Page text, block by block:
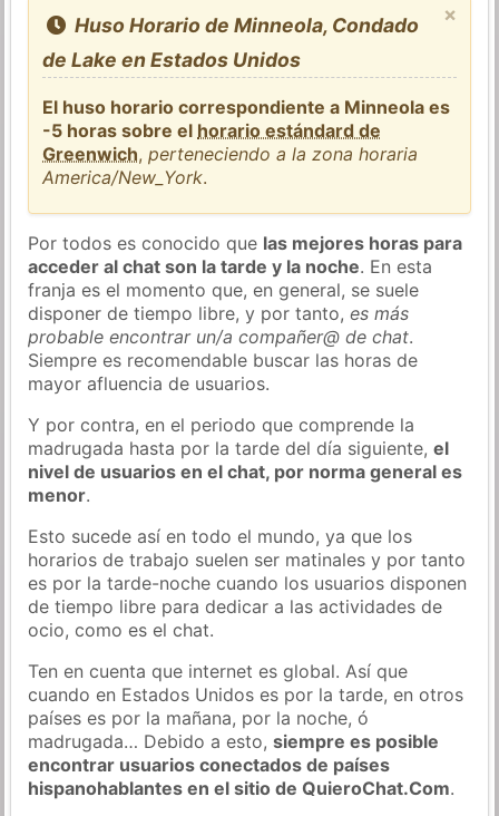
×
Huso Horario de Minneola, Condado
de Lake en Estados Unidos
El huso horario correspondiente a Minneola es
-5 horas sobre el horario estándard de
Greenwich,perteneciendo a la zona horaria
America/New_York.
Por todos es conocido que las mejores horas para
acceder al chat son la tarde y la noche. En esta
franja es el momento que, en general, se suele
disponer de tiempo libre, y por tanto,es más
probable encontrar un/a compañer@ de chat.
Siempre es recomendable buscar las horas de
mayor afluencia de usuarios.
Y por contra, en el periodo que comprende la
madrugada hasta por la tarde del día siguiente,el
nivel de usuarios en el chat, por norma general es
menor.
Esto sucede así en todo el mundo, ya que los
horarios de trabajo suelen ser matinales y por tanto
es por la tarde-noche cuando los usuarios disponen
de tiempo libre para dedicar a las actividades de
ocio, como es el chat.
Ten en cuenta que internet es global. Así que
cuando en Estados Unidos es por la tarde, en otros
países es por la mañana, por la noche, ó
madrugada… Debido a esto,siempre es posible
encontrar usuarios conectados de países
hispanohablantes en el sitio de QuieroChat.Com.